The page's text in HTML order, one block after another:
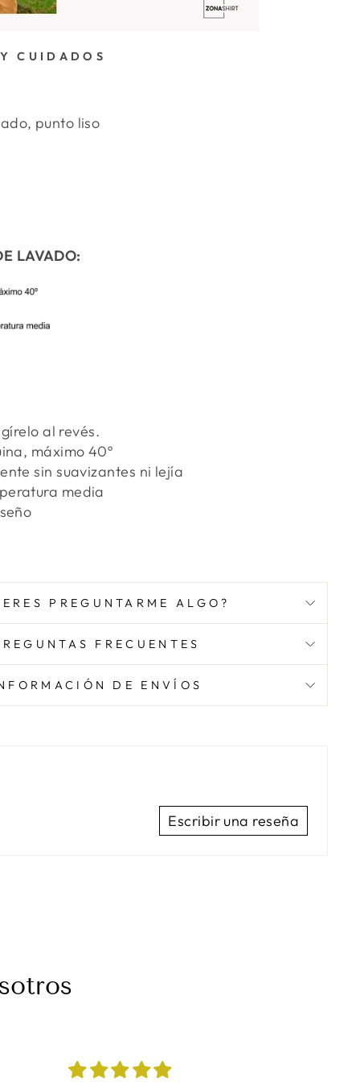
CUIDADOS
punto liso
LAVADO:
al revés.
máximo 40º
sin suavizantes ni lejía
media
PREGUNTARME ALGO?
FRECUENTES
DE ENVÍOS
Escribir una reseña